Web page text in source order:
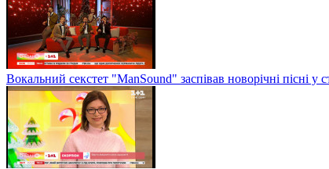
Вокальний секстет "ManSound" заспівав новорічні пісні у